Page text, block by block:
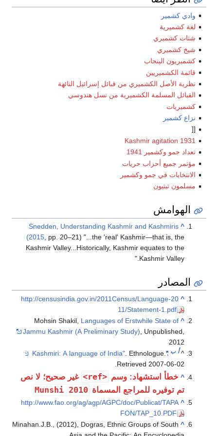
التائهة
Snedden,
(2015, pp.
Kashmir
http://
Mohsin Shakil,
Jammu Kashmir
غير صحيح؛ لا نص
Munshi
http://www.fao.org/
Minahan.J.B., (2012),